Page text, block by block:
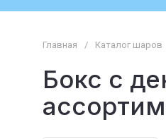
Главная / Каталог шаров
Бокс с